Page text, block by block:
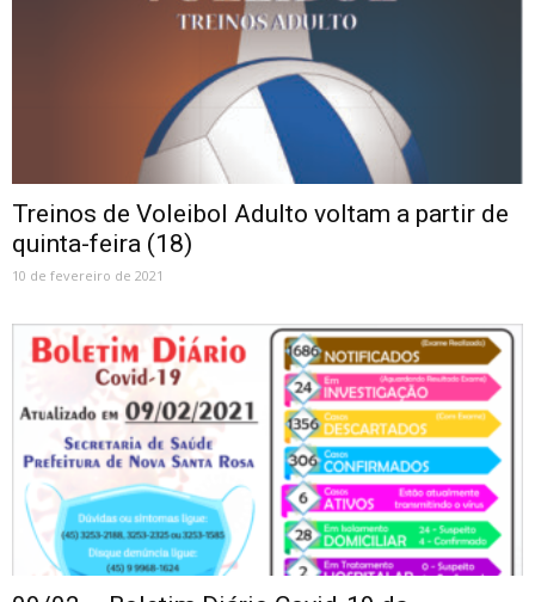
Treinos de Voleibol Adulto voltam a partir de
quinta-feira (18)
10 de fevereiro de 2021